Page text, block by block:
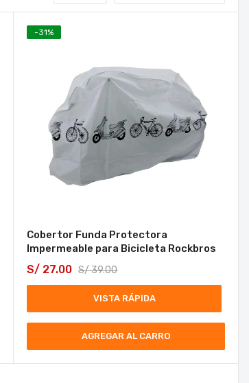
-31%
Cobertor Funda Protectora
Impermeable para Bicicleta Rockbros
S/39.00
S/ 27.00
VISTA RÁPIDA
AGREGAR AL CARRO